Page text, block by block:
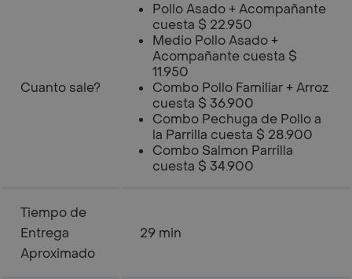
Cuanto sale?
Pollo Asado + Acompañante
cuesta $ 22.950
Medio Pollo Asado +
Acompañante cuesta $
11.950
Combo Pollo Familiar + Arroz
cuesta $ 36.900
Combo Pechuga de Pollo a
la Parrilla cuesta $ 28.900
Combo Salmon Parrilla
cuesta $ 34.900
Tiempo de
Entrega
Aproximado
29 min